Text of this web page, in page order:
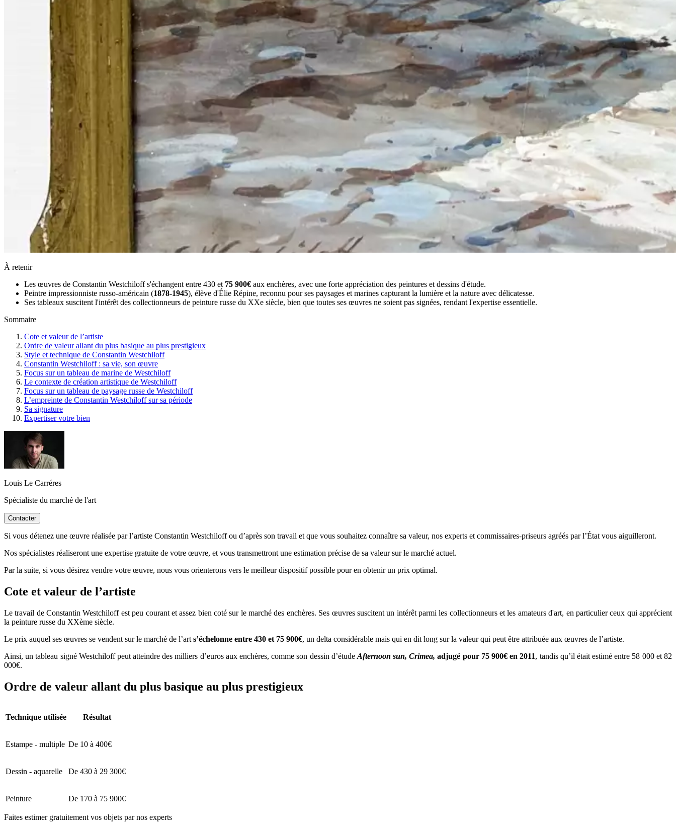
À retenir
Les œuvres de Constantin Westchiloff s'échangent entre 430 et 75 900€ aux enchères, avec une forte appréciation des peintures et dessins d'étude.
Peintre impressionniste russo-américain (1878-1945), élève d'Élie Répine, reconnu pour ses paysages et marines capturant la lumière et la nature avec délicatesse.
Ses tableaux suscitent l'intérêt des collectionneurs de peinture russe du XXe siècle, bien que toutes ses œuvres ne soient pas signées, rendant l'expertise essentielle.
Sommaire
Cote et valeur de l’artiste
Ordre de valeur allant du plus basique au plus prestigieux
Style et technique de Constantin Westchiloff
Constantin Westchiloff : sa vie, son œuvre
Focus sur un tableau de marine de Westchiloff
Le contexte de création artistique de Westchiloff
Focus sur un tableau de paysage russe de Westchiloff
L’empreinte de Constantin Westchiloff sur sa période
Sa signature
Expertiser votre bien
Louis Le Carréres
Spécialiste du marché de l'art
Contacter
Si vous détenez une œuvre réalisée par l’artiste Constantin Westchiloff ou d’après son travail et que vous souhaitez connaître sa valeur, nos experts et commissaires-priseurs agréés par l’État vous aiguilleront.
Nos spécialistes réaliseront une expertise gratuite de votre œuvre, et vous transmettront une estimation précise de sa valeur sur le marché actuel.
Par la suite, si vous désirez vendre votre œuvre, nous vous orienterons vers le meilleur dispositif possible pour en obtenir un prix optimal.
Cote et valeur de l’artiste
Le travail de Constantin Westchiloff est peu courant et assez bien coté sur le marché des enchères. Ses œuvres suscitent un intérêt parmi les collectionneurs et les amateurs d'art, en particulier ceux qui apprécient
la peinture russe du XXème siècle.
Le prix auquel ses œuvres se vendent sur le marché de l’art s’échelonne entre 430 et 75 900€, un delta considérable mais qui en dit long sur la valeur qui peut être attribuée aux œuvres de l’artiste.
Ainsi, un tableau signé Westchiloff peut atteindre des milliers d’euros aux enchères, comme son dessin d’étude Afternoon sun, Crimea,adjugé pour 75 900€ en 2011, tandis qu’il était estimé entre 58 000 et 82
000€.
Ordre de valeur allant du plus basique au plus prestigieux
Technique utilisée Résultat
Estampe - multiple De 10 à 400€
Dessin - aquarelle De 430 à 29 300€
Peinture De 170 à 75 900€
Faites estimer gratuitement vos objets par nos experts